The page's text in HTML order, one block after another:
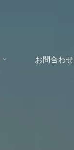
お問合わせ